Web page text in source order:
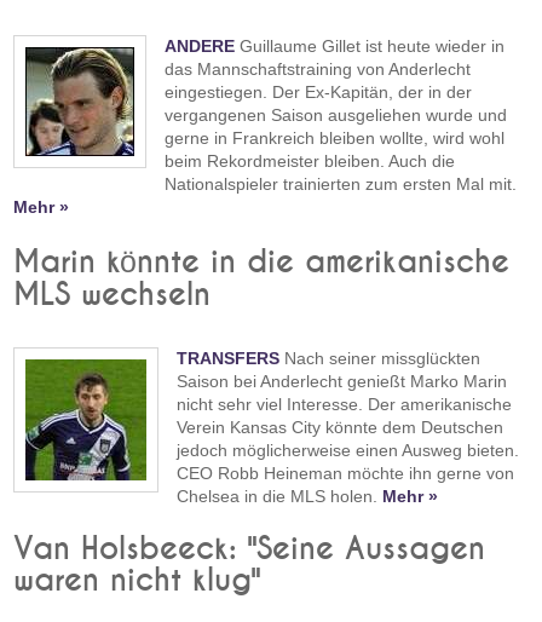
ANDERE Guillaume Gillet ist heute wieder in
das Mannschaftstraining von Anderlecht
eingestiegen. Der Ex-Kapitän, der in der
vergangenen Saison ausgeliehen wurde und
gerne in Frankreich bleiben wollte, wird wohl
beim Rekordmeister bleiben. Auch die
Nationalspieler trainierten zum ersten Mal mit.
Mehr »
Marin könnte in die amerikanische
MLS wechseln
TRANSFERS Nach seiner missglückten
Saison bei Anderlecht genießt Marko Marin
nicht sehr viel Interesse. Der amerikanische
Verein Kansas City könnte dem Deutschen
jedoch möglicherweise einen Ausweg bieten.
CEO Robb Heineman möchte ihn gerne von
Chelsea in die MLS holen. Mehr »
Van Holsbeeck: "Seine Aussagen
waren nicht klug"